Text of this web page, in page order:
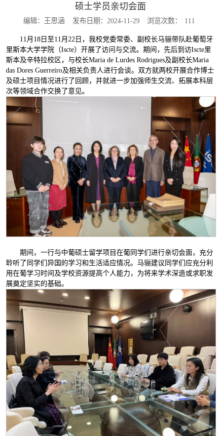
硕士学员亲切会面
编辑：王思涵 发布日期：2024-11-29 浏览次数： 111
11月18日至11月22日，我校党委常委、副校长马骊带队赴葡萄牙
里斯本大学学院（Iscte）开展了访问与交流。期间，先后到访Iscte里
斯本及辛特拉校区，与校长Maria de Lurdes Rodrigues及副校长Maria
das Dores Guerreiro及相关负责人进行会谈。双方就两校开展合作博士
及硕士项目情况进行了回顾，并就进一步加强师生交流、拓展本科层
次等领域合作交换了意见。
期间，一行与中葡硕士留学项目在葡同学们进行亲切会面，充分
聆听了同学们异国的学习和生活适应情况。马骊建议同学们应充分利
用在葡学习时间及学校资源提高个人能力，为将来学术深造或求职发
展奠定坚实的基础。